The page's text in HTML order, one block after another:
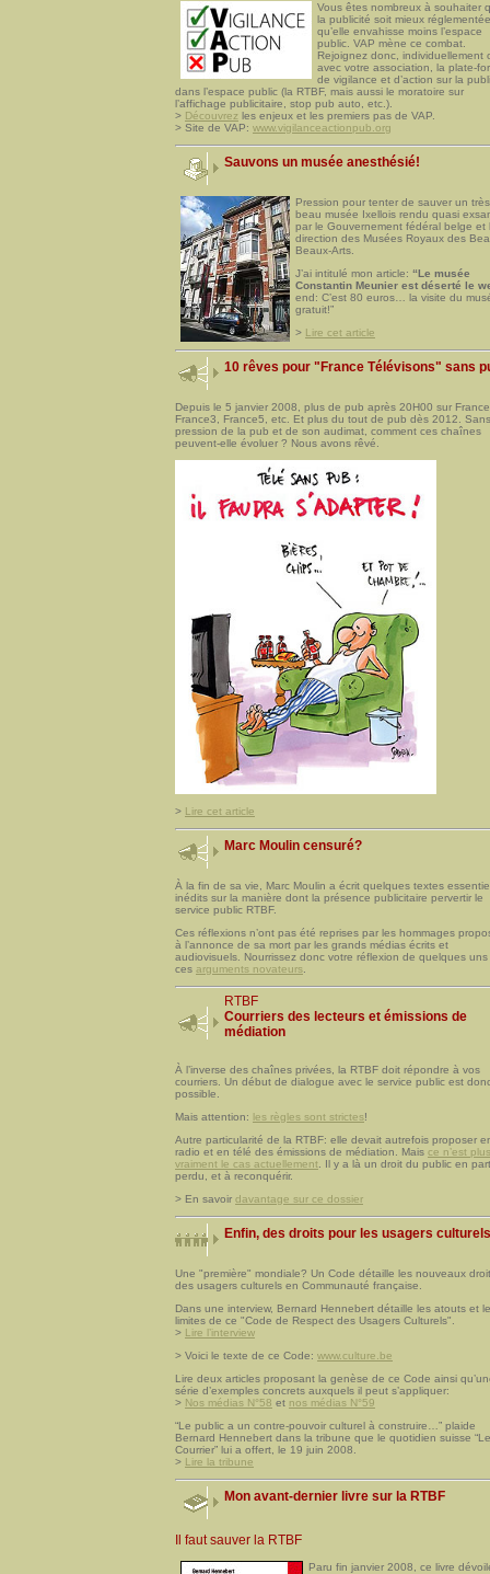
Vous êtes nombreux à souhaiter
la publicité soit mieux
qu’elle envahisse moins l’espace
public. VAP mène ce combat.
Rejoignez donc, individuellement
avec votre association, la plate-
de vigilance et d’action sur la
dans l’espace public (la RTBF, mais aussi le moratoire sur
l’affichage publicitaire, stop pub auto, etc.).
> Découvrez les enjeux et les premiers pas de VAP.
> Site de VAP: www.vigilanceactionpub.org
Sauvons un musée anesthésié!
Pression pour tenter de sauver un très
beau musée Ixellois rendu quasi
par le Gouvernement fédéral belge et
direction des Musées Royaux des
Beaux-Arts.
J’ai intitulé mon article: “Le musée
Constantin Meunier est déserté le
end: C’est 80 euros… la visite du
gratuit!”
> Lire cet article
10 rêves pour "France Télévisons" sans
Depuis le 5 janvier 2008, plus de pub après 20H00 sur
France3, France5, etc. Et plus du tout de pub dès 2012.
pression de la pub et de son audimat, comment ces chaînes
peuvent-elle évoluer ? Nous avons rêvé.
> Lire cet article
Marc Moulin censuré?
À la fin de sa vie, Marc Moulin a écrit quelques textes
inédits sur la manière dont la présence publicitaire pervertir le
service public RTBF.
Ces réflexions n’ont pas été reprises par les hommages
à l’annonce de sa mort par les grands médias écrits et
audiovisuels. Nourrissez donc votre réflexion de quelques
ces arguments novateurs.
RTBF
Courriers des lecteurs et émissions de
médiation
À l’inverse des chaînes privées, la RTBF doit répondre à vos
courriers. Un début de dialogue avec le service public est
possible.
Mais attention: les règles sont strictes!
Autre particularité de la RTBF: elle devait autrefois proposer
radio et en télé des émissions de médiation. Mais ce n’est plus
vraiment le cas actuellement. Il y a là un droit du public en
perdu, et à reconquérir.
> En savoir davantage sur ce dossier
Enfin, des droits pour les usagers
Une "première" mondiale? Un Code détaille les nouveaux
des usagers culturels en Communauté française.
Dans une interview, Bernard Hennebert détaille les atouts et
limites de ce "Code de Respect des Usagers Culturels".
> Lire l’interview
> Voici le texte de ce Code: www.culture.be
Lire deux articles proposant la genèse de ce Code ainsi
série d’exemples concrets auxquels il peut s’appliquer:
> Nos médias N°58 et nos médias N°59
“Le public a un contre-pouvoir culturel à construire…” plaide
Bernard Hennebert dans la tribune que le quotidien suisse “Le
Courrier” lui a offert, le 19 juin 2008.
> Lire la tribune
Mon avant-dernier livre sur la RTBF
Il faut sauver la RTBF
Paru fin janvier 2008, ce livre